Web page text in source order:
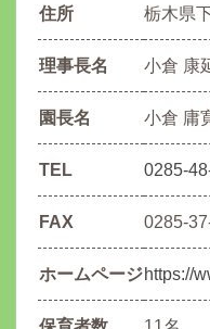
住所 栃木県
理事長名 小倉 康
園長名 小倉 庸
TEL 0285-
FAX 0285-
ホームページhttps://